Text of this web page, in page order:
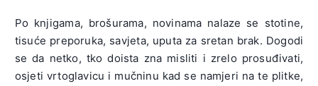
Po knjigama, brošurama, novinama nalaze se stotine,
tisuće preporuka, savjeta, uputa za sretan brak. Dogodi
se da netko, tko doista zna misliti i zrelo prosuđivati,
osjeti vrtoglavicu i mučninu kad se namjeri na te plitke,